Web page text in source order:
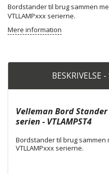
Bordstander til brug sammen
VTLLAMPxxx serierne.
Mere information
BESKRIVELSE
Velleman Bord
serien - VTLAMPST4
Bordstander til brug sammen
VTLLAMPxxx serierne.